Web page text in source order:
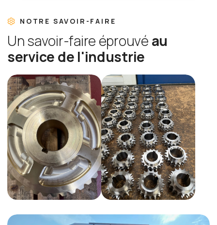
NOTRE SAVOIR-FAIRE
Unsavoir-faire éprouvé au
service de l'industrie